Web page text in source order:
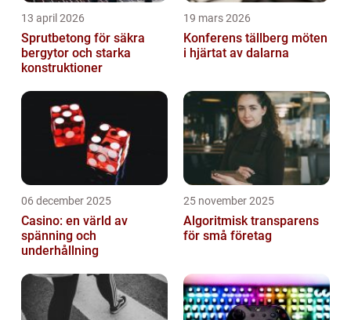
13 april 2026
Sprutbetong för säkra
bergytor och starka
konstruktioner
19 mars 2026
Konferens tällberg möten
i hjärtat av dalarna
06 december 2025
Casino: en värld av
spänning och
underhållning
25 november 2025
Algoritmisk transparens
för små företag